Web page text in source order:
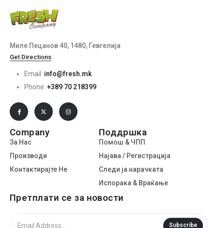
Миле Пецанов 40, 1480, Гевгелија
Get Directions
Email: info@fresh.mk
Phone: +389 70 218399
Company
За Нас
Производи
Контактирајте Не
Поддршка
Помош & ЧПП
Најава / Регистрација
Следи ја нарачката
Испорака & Враќање
Претплати се за новости
Subscribe